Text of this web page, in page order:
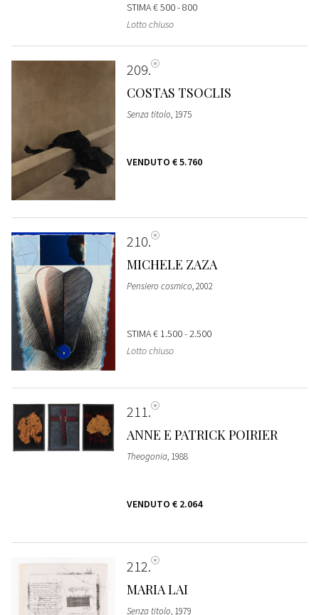
STIMA€ 500 - 800
Lotto chiuso
209
COSTAS TSOCLIS
Senza titolo, 1975
VENDUTO € 5.760
210
MICHELE ZAZA
Pensiero cosmico, 2002
STIMA€ 1.500 - 2.500
Lotto chiuso
211
ANNE E PATRICK POIRIER
Theogonia, 1988
VENDUTO € 2.064
212
MARIA LAI
Senza titolo, 1979